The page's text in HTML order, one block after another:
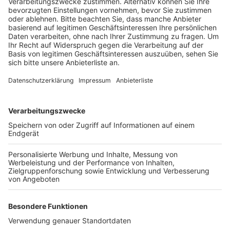
Veröffentlicht:Donnerstag, 07.09.2023 13:21
Anzeige
den Platz vor dem Kultur- und Medienzentrum verlegt.
Marktplatz und in der Fußgängerzone startet am
Sonntagabend. Dort präsentieren viele verschiedene
Stände wieder Weine aus unterschiedlichen
Anbaugebieten und Weingütern. Der Weinmarkt öffnet
am Freitag von 16 bis 23 Uhr, am Samstag von 11 bis
23 Uhr und am Sonntag von 11 bis 22 Uhr.
Anzeige